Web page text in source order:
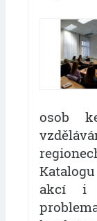
osob
akcí i